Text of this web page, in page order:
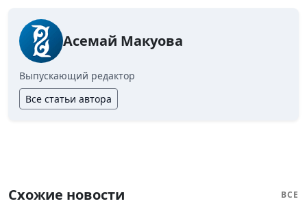
Асемай Макуова
Выпускающий редактор
Все статьи автора
Схожие новости ВСЕ